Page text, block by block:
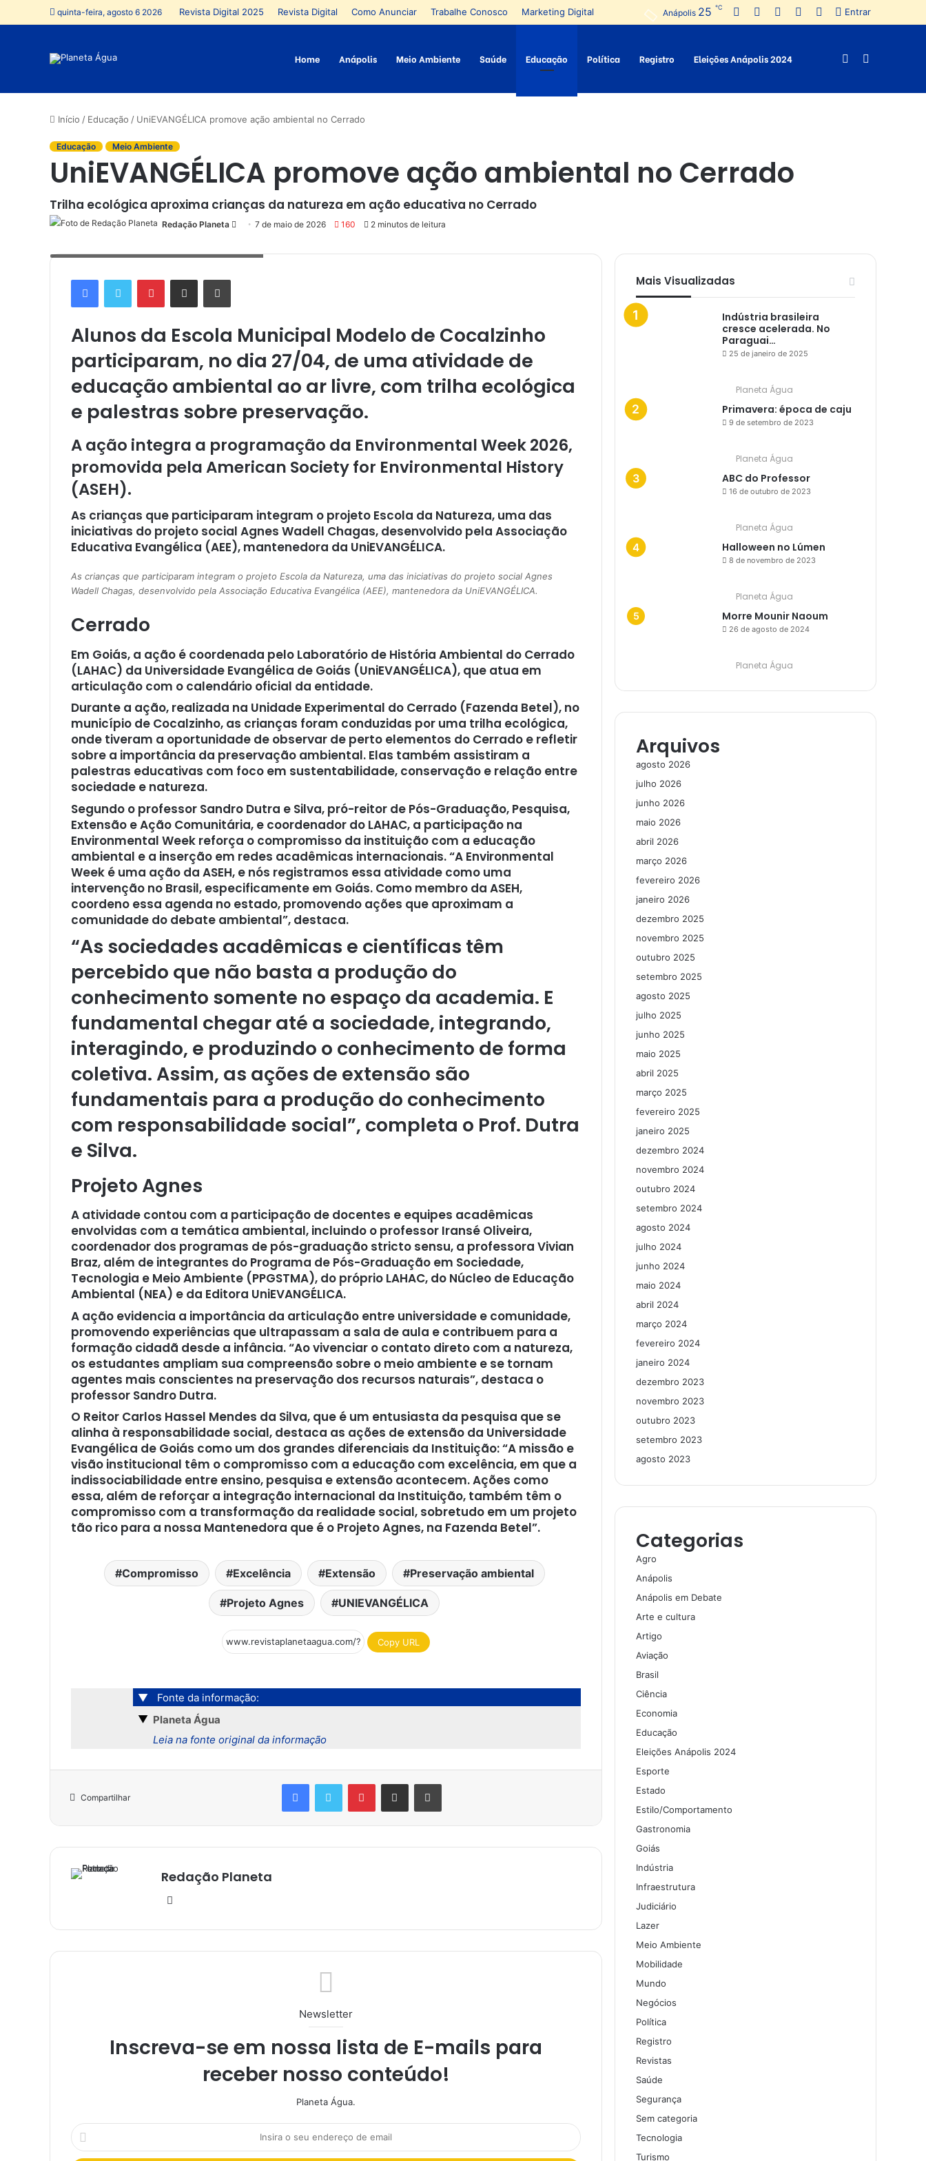
quinta-feira, agosto 6 2026 Revista Digital 2025 Revista Digital Como Anunciar Trabalhe Conosco Marketing Digital Entrar
Instagram
YouTube
Pinterest
Twitter
Facebook
Anápolis 25 ℃
Home Anápolis Meio Ambiente Saúde Educação Política Registro Eleições Anápolis 2024 Switch
Início / Educação / UniEVANGÉLICA promove ação ambiental no Cerrado
Educação Meio Ambiente
UniEVANGÉLICA promove ação ambiental no Cerrado
Trilha ecológica aproxima crianças da natureza em ação educativa no Cerrado
Redação Planeta
Mande
e-
7 de maio de 2026 160 2 minutos de leitura
Alunos da Escola Municipal Modelo de Cocalzinho
participaram, no dia 27/04, de uma atividade de
educação ambiental ao ar livre, com trilha ecológica
e palestras sobre preservação.
A ação integra a programação da Environmental Week 2026,
promovida pela American Society for Environmental History
(ASEH).
As crianças que participaram integram o projeto Escola da Natureza, uma das
iniciativas do projeto social Agnes Wadell Chagas, desenvolvido pela Associação
Educativa Evangélica (AEE), mantenedora da UniEVANGÉLICA.
As crianças que participaram integram o projeto Escola da Natureza, uma das iniciativas do projeto social Agnes
Wadell Chagas, desenvolvido pela Associação Educativa Evangélica (AEE), mantenedora da UniEVANGÉLICA.
Cerrado
Em Goiás, a ação é coordenada pelo Laboratório de História Ambiental do Cerrado
(LAHAC) da Universidade Evangélica de Goiás (UniEVANGÉLICA), que atua em
articulação com o calendário oficial da entidade.
Durante a ação, realizada na Unidade Experimental do Cerrado (Fazenda Betel), no
município de Cocalzinho, as crianças foram conduzidas por uma trilha ecológica,
onde tiveram a oportunidade de observar de perto elementos do Cerrado e refletir
sobre a importância da preservação ambiental. Elas também assistiram a
palestras educativas com foco em sustentabilidade, conservação e relação entre
sociedade e natureza.
Segundo o professor Sandro Dutra e Silva, pró-reitor de Pós-Graduação, Pesquisa,
Extensão e Ação Comunitária, e coordenador do LAHAC, a participação na
Environmental Week reforça o compromisso da instituição com a educação
ambiental e a inserção em redes acadêmicas internacionais. “A Environmental
Week é uma ação da ASEH, e nós registramos essa atividade como uma
intervenção no Brasil, especificamente em Goiás. Como membro da ASEH,
coordeno essa agenda no estado, promovendo ações que aproximam a
comunidade do debate ambiental”, destaca.
“As sociedades acadêmicas e científicas têm
percebido que não basta a produção do
conhecimento somente no espaço da academia. E
fundamental chegar até a sociedade, integrando,
interagindo, e produzindo o conhecimento de forma
coletiva. Assim, as ações de extensão são
fundamentais para a produção do conhecimento
com responsabilidade social”, completa o Prof. Dutra
e Silva.
Projeto Agnes
A atividade contou com a participação de docentes e equipes acadêmicas
envolvidas com a temática ambiental, incluindo o professor Iransé Oliveira,
coordenador dos programas de pós-graduação stricto sensu, a professora Vivian
Braz, além de integrantes do Programa de Pós-Graduação em Sociedade,
Tecnologia e Meio Ambiente (PPGSTMA), do próprio LAHAC, do Núcleo de Educação
Ambiental (NEA) e da Editora UniEVANGÉLICA.
A ação evidencia a importância da articulação entre universidade e comunidade,
promovendo experiências que ultrapassam a sala de aula e contribuem para a
formação cidadã desde a infância. “Ao vivenciar o contato direto com a natureza,
os estudantes ampliam sua compreensão sobre o meio ambiente e se tornam
agentes mais conscientes na preservação dos recursos naturais”, destaca o
professor Sandro Dutra.
O Reitor Carlos Hassel Mendes da Silva, que é um entusiasta da pesquisa que se
alinha à responsabilidade social, destaca as ações de extensão da Universidade
Evangélica de Goiás como um dos grandes diferenciais da Instituição: “A missão e
visão institucional têm o compromisso com a educação com excelência, em que a
indissociabilidade entre ensino, pesquisa e extensão acontecem. Ações como
essa, além de reforçar a integração internacional da Instituição, também têm o
compromisso com a transformação da realidade social, sobretudo em um projeto
tão rico para a nossa Mantenedora que é o Projeto Agnes, na Fazenda Betel”.
Compromisso Excelência Extensão Preservação ambiental
Projeto Agnes UNIEVANGÉLICA
Copy URL
▼
Fonte da informação:
▼ Planeta Água
Leia na fonte original da informação
Compartilhar
Facebook Twitter Pinterest Compartilhar via e-mail Imprimir
Redação Planeta
te
Newsletter
Inscreva-se em nossa lista de E-mails para
receber nosso conteúdo!
Planeta Água.
I
n
Mais Visualizadas
Indústria brasileira
cresce acelerada. No
Paraguai…
25 de janeiro de 2025
Planeta Água
Primavera: época de caju
9 de setembro de 2023
Planeta Água
ABC do Professor
16 de outubro de 2023
Planeta Água
Halloween no Lúmen
8 de novembro de 2023
Planeta Água
Morre Mounir Naoum
26 de agosto de 2024
Planeta Água
Arquivos
agosto 2026
julho 2026
junho 2026
maio 2026
abril 2026
março 2026
fevereiro 2026
janeiro 2026
dezembro 2025
novembro 2025
outubro 2025
setembro 2025
agosto 2025
julho 2025
junho 2025
maio 2025
abril 2025
março 2025
fevereiro 2025
janeiro 2025
dezembro 2024
novembro 2024
outubro 2024
setembro 2024
agosto 2024
julho 2024
junho 2024
maio 2024
abril 2024
março 2024
fevereiro 2024
janeiro 2024
dezembro 2023
novembro 2023
outubro 2023
setembro 2023
agosto 2023
Categorias
Agro
Anápolis
Anápolis em Debate
Arte e cultura
Artigo
Aviação
Brasil
Ciência
Economia
Educação
Eleições Anápolis 2024
Esporte
Estado
Estilo/Comportamento
Gastronomia
Goiás
Indústria
Infraestrutura
Judiciário
Lazer
Meio Ambiente
Mobilidade
Mundo
Negócios
Política
Registro
Revistas
Saúde
Segurança
Sem categoria
Tecnologia
Turismo